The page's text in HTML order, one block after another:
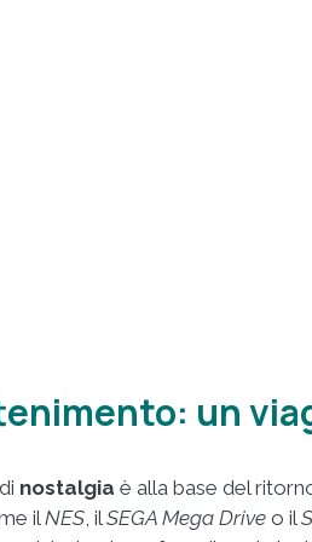
un
nostalgia è alla base del
il NES , il SEGA Mega Drive o il